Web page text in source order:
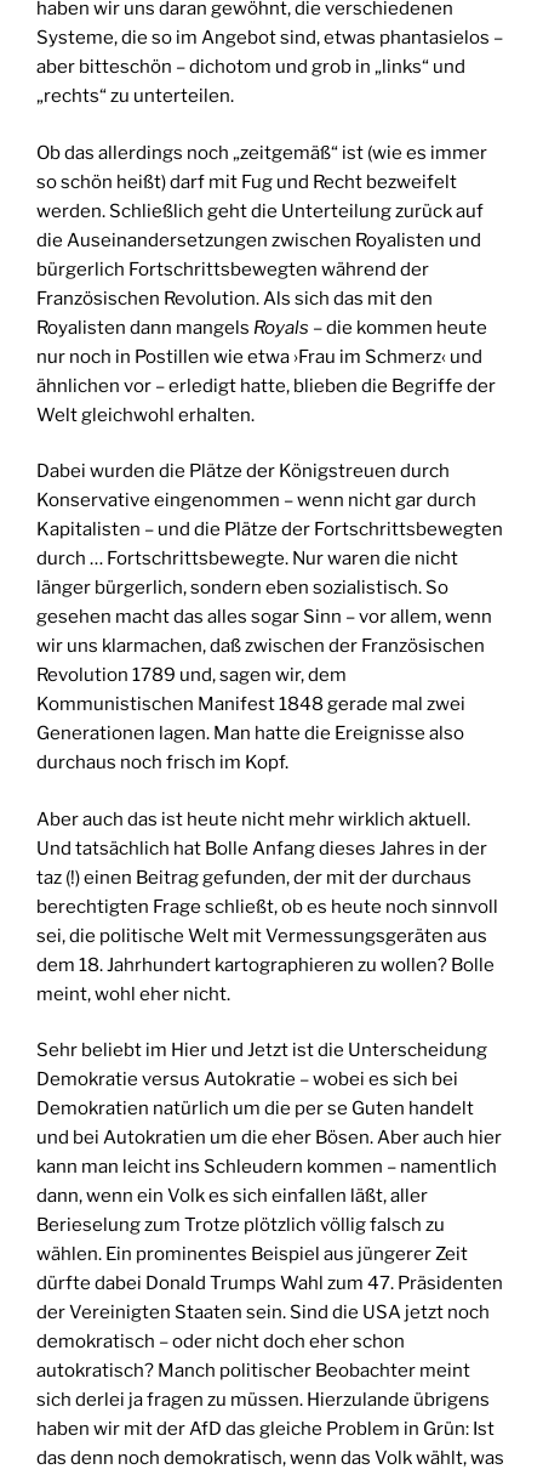
haben wir uns daran gewöhnt, die verschiedenen
Systeme, die so im Angebot sind, etwas phantasielos –
aber bitteschön – dichotom und grob in „links“ und
„rechts“ zu unterteilen.
Ob das allerdings noch „zeitgemäß“ ist (wie es immer
so schön heißt) darf mit Fug und Recht bezweifelt
werden. Schließlich geht die Unterteilung zurück auf
die Auseinandersetzungen zwischen Royalisten und
bürgerlich Fortschrittsbewegten während der
Französischen Revolution. Als sich das mit den
Royalisten dann mangels Royals – die kommen heute
nur noch in Postillen wie etwa ›Frau im Schmerz‹ und
ähnlichen vor – erledigt hatte, blieben die Begriffe der
Welt gleichwohl erhalten.
Dabei wurden die Plätze der Königstreuen durch
Konservative eingenommen – wenn nicht gar durch
Kapitalisten – und die Plätze der Fortschrittsbewegten
durch … Fortschrittsbewegte. Nur waren die nicht
länger bürgerlich, sondern eben sozialistisch. So
gesehen macht das alles sogar Sinn – vor allem, wenn
wir uns klarmachen, daß zwischen der Französischen
Revolution 1789 und, sagen wir, dem
Kommunistischen Manifest 1848 gerade mal zwei
Generationen lagen. Man hatte die Ereignisse also
durchaus noch frisch im Kopf.
Aber auch das ist heute nicht mehr wirklich aktuell.
Und tatsächlich hat Bolle Anfang dieses Jahres in der
taz (!) einen Beitrag gefunden, der mit der durchaus
berechtigten Frage schließt, ob es heute noch sinnvoll
sei, die politische Welt mit Vermessungsgeräten aus
dem 18. Jahrhundert kartographieren zu wollen? Bolle
meint, wohl eher nicht.
Sehr beliebt im Hier und Jetzt ist die Unterscheidung
Demokratie versus Autokratie – wobei es sich bei
Demokratien natürlich um die per se Guten handelt
und bei Autokratien um die eher Bösen. Aber auch hier
kann man leicht ins Schleudern kommen – namentlich
dann, wenn ein Volk es sich einfallen läßt, aller
Berieselung zum Trotze plötzlich völlig falsch zu
wählen. Ein prominentes Beispiel aus jüngerer Zeit
dürfte dabei Donald Trumps Wahl zum 47. Präsidenten
der Vereinigten Staaten sein. Sind die USA jetzt noch
demokratisch – oder nicht doch eher schon
autokratisch? Manch politischer Beobachter meint
sich derlei ja fragen zu müssen. Hierzulande übrigens
haben wir mit der AfD das gleiche Problem in Grün: Ist
das denn noch demokratisch, wenn das Volk wählt, was